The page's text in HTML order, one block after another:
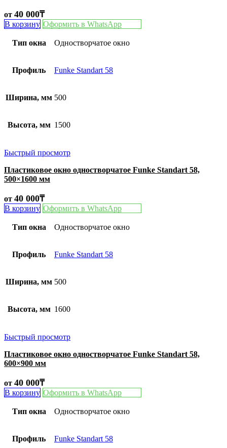
от 40 000₸
В корзину Оформить в WhatsApp
Тип окна Одностворчатое окно
Профиль Funke Standart 58
Ширина, мм 500
Высота, мм 1500
Быстрый просмотр
Пластиковое окно одностворчатое Funke Standart 58,
500×1600 мм
от 40 000₸
В корзину Оформить в WhatsApp
Тип окна Одностворчатое окно
Профиль Funke Standart 58
Ширина, мм 500
Высота, мм 1600
Быстрый просмотр
Пластиковое окно одностворчатое Funke Standart 58,
600×900 мм
от 40 000₸
В корзину Оформить в WhatsApp
Тип окна Одностворчатое окно
Профиль Funke Standart 58